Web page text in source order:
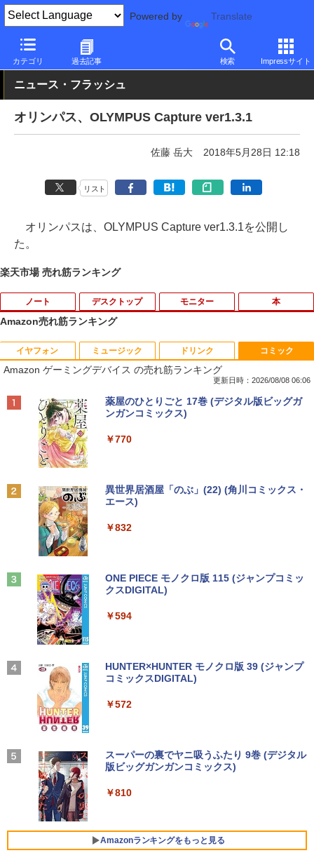
Powered by Translate
カテゴリ 過去記事 検索 Impressサイト
PC Watch 半導体/周辺機器
ニュース・フラッシュ
オリンパス、OLYMPUS Capture ver1.3.1
佐藤 岳大 2018年5月28日 12:18
リスト
オリンパスは、OLYMPUS Capture ver1.3.1を公開し
た。
楽天市場 売れ筋ランキング
ノート デスクトップ モニター 本
1
妹は知っている（8） 【電子限定特典つ
き】 【電子書籍】[ 雁木万里 ]
￥792
ィーメンバーと世界に復讐＆『ざま
ぁ！』します！【電子書籍】
￥792
バムとケロのデイブック Bam and Ker
o Day Book [ 島田ゆか ]
￥4,950
転生したら第七王子だったので、気まま
石沢庸介 ]
ん1000 英語つき [ 小学館 ]
Amazon売れ筋ランキング
イヤフォン
Anker Soundcore P40i オフホワイト
Anker Soundcore P31i ブラック
Anker Soundcore Liberty 5 ミッドナイトブ
ラック
￥14,990
【2026年アップグレード版】AOKIMI ワイヤ
レスイヤホン bluetooth イヤホン V12 小型
るーとゅーす コードレス ENCノイズキャン
￥1,964
￥3,480
ミュージック
BRUCE WAYNE feat. Flo Milli, ATL Jacob
[Explicit]
￥250
BRUCE WAYNE feat. Flo Milli, ATL Jacob
[Explicit]
￥250
On My Road (Stadium ver.)
On My Road (Stadium ver.)
BUGS LIFE
ドリンク
【Amazon.co.jp限定】 い・ろ・は・す 2L P
ET ラベルレス ×8本
￥1,112
by Amazon 天然水 ラベルレス 500ml ×24本
富士山の天然水 バナジウム含有 水 ミネラル
ットル (Smart Basic)
by Amazon 天然水ラベルレス 2L×9本
￥1,117
by Amazon 炭酸水 ラベルレス 500ml ×24本
art Basic)
コカ・コーラ やかんの麦茶 from 爽健美茶 ラ
コミック
Amazon ゲーミングデバイス の売れ筋ランキング
更新日時：2026/08/08 06:06
薬屋のひとりごと 17巻 (デジタル版ビッグガ
ンガンコミックス)
￥770
異世界居酒屋「のぶ」(22) (角川コミックス・
エース)
￥832
ONE PIECE モノクロ版 115 (ジャンプコミッ
クスDIGITAL)
￥594
HUNTER×HUNTER モノクロ版 39 (ジャンプ
コミックスDIGITAL)
￥572
スーパーの裏でヤニ吸うふたり 9巻 (デジタル
版ビッグガンガンコミックス)
￥810
Amazonランキングをもっと見る